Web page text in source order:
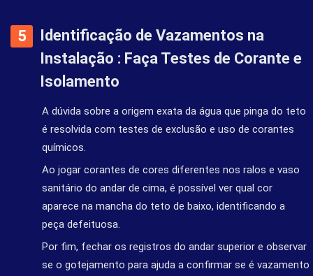
Identificação de Vazamentos na
Instalação : Faça Testes de Corante e
Isolamento
A dúvida sobre a origem exata da água que pinga do teto
é resolvida com testes de exclusão e uso de corantes
químicos.
Ao jogar corantes de cores diferentes nos ralos e vaso
sanitário do andar de cima, é possível ver qual cor
aparece na mancha do teto de baixo, identificando a
peça defeituosa.
Por fim, fechar os registros do andar superior e observar
se o gotejamento para ajuda a confirmar se é vazamento